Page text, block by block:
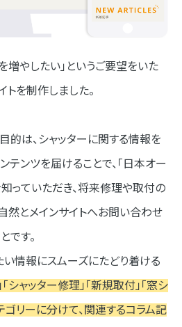
増やしたい」というご要望をいた
トを制作しました。
的は、シャッターに関する情報を
テンツを届けることで、「日本オー
知っていただき、将来修理や取付の
然とメインサイトへお問い合わせ
です。
い情報にスムーズにたどり着ける
シャッター修理」「新規取付」「窓シ
ゴリーに分けて、関連するコラム記